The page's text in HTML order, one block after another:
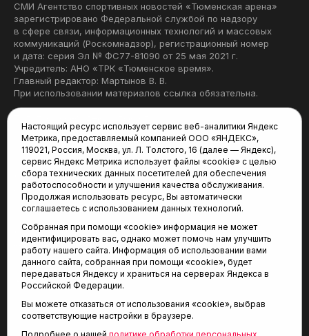
СМИ Агентство спортивных новостей «Тюменская арена»
зарегистрировано Федеральной службой по надзору
в сфере связи, информационных технологий и массовых
коммуникаций (Роскомнадзор), регистрационный номер
и дата: серия Эл № ФС77-81090 от 25 мая 2021 г.
Учредитель: АНО «ТРК «Тюменское время».
Главный редактор: Мартынов В. В.
При использовании материалов ссылка обязательна.
Редакция:
625035, Тюмень, пр. Геологоразведчиков, 28А
(3452) 68-22-28
tum-arena@mail.ru
Отдел продаж:
(3452) 68-89-78
kotovaev@sibinformburo.ru
Настоящий ресурс использует сервис веб-аналитики Яндекс
Метрика, предоставляемый компанией ООО «ЯНДЕКС»,
119021, Россия, Москва, ул. Л. Толстого, 16 (далее — Яндекс),
сервис Яндекс Метрика использует файлы «cookie» с целью
сбора технических данных посетителей для обеспечения
работоспособности и улучшения качества обслуживания.
Продолжая использовать ресурс, Вы автоматически
соглашаетесь с использованием данных технологий.
Собранная при помощи «cookie» информация не может
идентифицировать вас, однако может помочь нам улучшить
работу нашего сайта. Информация об использовании вами
данного сайта, собранная при помощи «cookie», будет
передаваться Яндексу и храниться на серверах Яндекса в
Российской Федерации.
Вы можете отказаться от использования «cookie», выбрав
соответствующие настройки в браузере.